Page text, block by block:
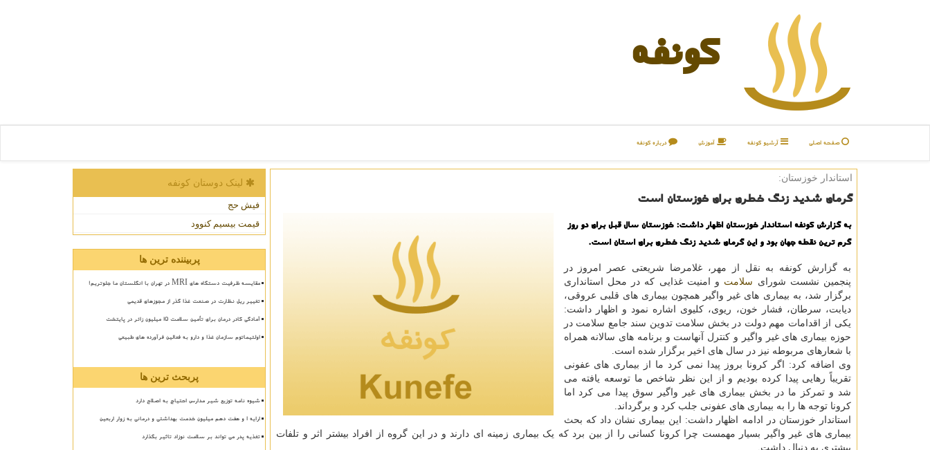
كونفه
صفحه اصلی آرشیو كونفه آموزش درباره كونفه
استاندار خوزستان:
گرمای شدید زنگ خطری برای خوزستان است
به گزارش كونفه استاندار خوزستان اظهار داشت: خوزستان سال قبل برای دو روز
گرم ترین نقطه جهان بود و این گرمای شدید زنگ خطری برای استان است.
به گزارش کونفه به نقل از مهر، غلامرضا شریعتی عصر امروز در
پنجمین نشست شورای سلامت و امنیت غذایی که در محل استانداری
برگزار شد، به بیماری های غیر واگیر همچون بیماری های قلبی عروقی،
دیابت، سرطان، فشار خون، ریوی، کلیوی اشاره نمود و اظهار داشت:
یکی از اقدامات مهم دولت در بخش سلامت تدوین سند جامع سلامت در
حوزه بیماری های غیر واگیر و کنترل آنهاست و برنامه های سالانه همراه
با شعارهای مربوطه نیز در سال های اخیر برگزار شده است.
وی اضافه کرد: اگر کرونا بروز پیدا نمی کرد ما از بیماری های عفونی
تقریباً رهایی پیدا کرده بودیم و از این نظر شاخص ما توسعه یافته می
شد و تمرکز ما در بخش بیماری های غیر واگیر سوق پیدا می کرد اما
کرونا توجه ها را به بیماری های عفونی جلب کرد و برگرداند.
استاندار خوزستان در ادامه اظهار داشت: این بیماری نشان داد که بحث
بیماری های غیر واگیر بسیار مهمست چرا کرونا کسانی را از بین برد که یک بیماری زمینه ای دارند و در این گروه از افراد بیشتر اثر و تلفات
بیشتری به دنبال داشت.
لینک دوستان كونفه
فیش حج
قیمت بیسیم کنوود
پربیننده ترین ها
مقایسه ظرفیت دستگاه های MRI در تهران با انگلستان ما جلوتریم!
تغییر ریل نظارت در صنعت غذا گذر از مجوزهای قدیمی
آمادگی کادر درمان برای تأمین سلامت 15 میلیون زائر در پایتخت
اولتیماتوم سازمان غذا و دارو به فعالین فرآورده های طبیعی
پربحث ترین ها
شیوه نامه توزیع شیر مدارس احتیاج به اصلاح دارد
ارایه ۱ و هفت دهم میلیون خدمت بهداشتی و درمانی به زوار اربعین
تغذیه پدر می تواند بر سلامت نوزاد تاثیر بگذارد